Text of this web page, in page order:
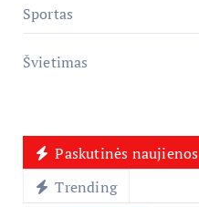
Sportas
Švietimas
Paskutinės naujienos
Trending